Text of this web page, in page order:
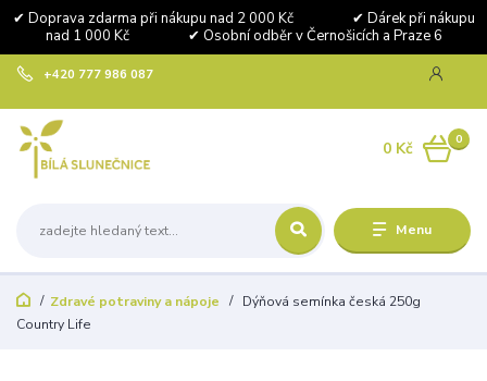
✔ Doprava zdarma při nákupu nad 2 000 Kč ✔ Dárek při nákupu
nad 1 000 Kč ✔ Osobní odběr v Černošicích a Praze 6
Menu
+420 777 986 087
0
0 Kč
Zdravé potraviny a nápoje
Dýňová semínka česká 250g
Country Life